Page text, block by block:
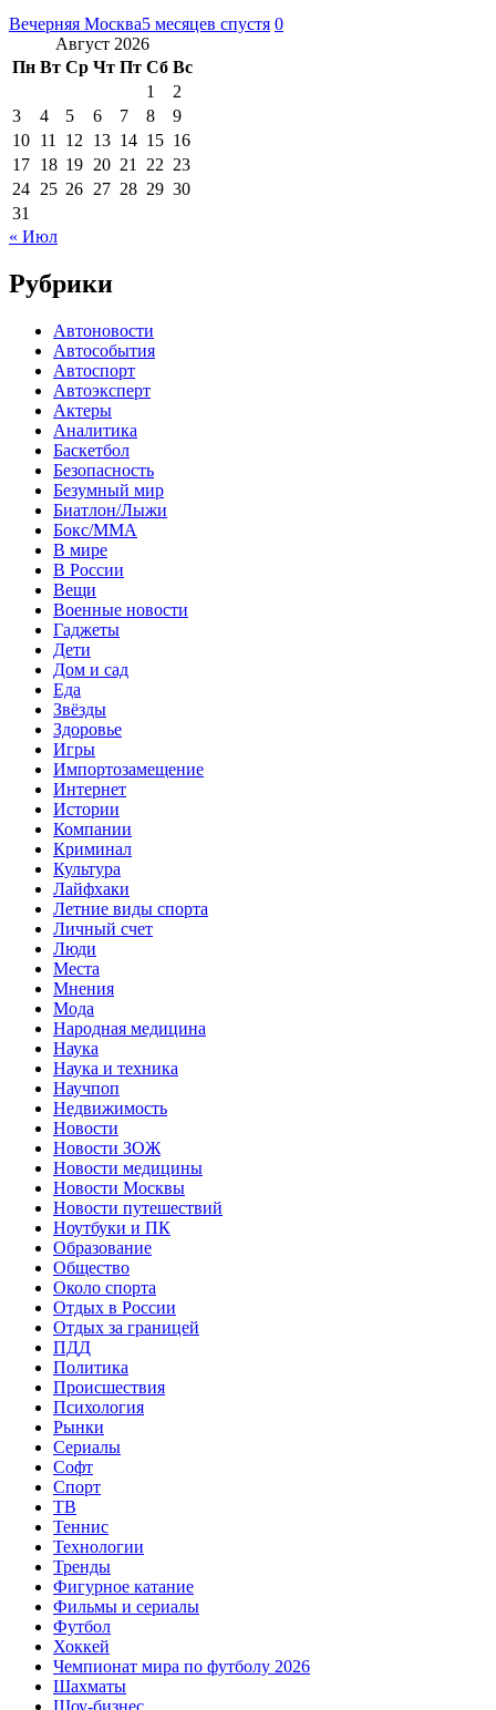
Вечерняя Москва5 месяцев спустя 0
Август 2026
Пн Вт Ср Чт Пт Сб Вс
1
2
3
4 5 6 7 8
9
10 11 12 13 14 15 16
17 18 19 20 21 22 23
24 25 26 27 28 29 30
31
« Июл
Рубрики
Автоновости
Автособытия
Автоспорт
Автоэксперт
Актеры
Аналитика
Баскетбол
Безопасность
Безумный мир
Биатлон/Лыжи
Бокс/MMA
В мире
В России
Вещи
Военные новости
Гаджеты
Дети
Дом и сад
Еда
Звёзды
Здоровье
Игры
Импортозамещение
Интернет
Истории
Компании
Криминал
Культура
Лайфхаки
Летние виды спорта
Личный счет
Люди
Места
Мнения
Мода
Народная медицина
Наука
Наука и техника
Научпоп
Недвижимость
Новости
Новости ЗОЖ
Новости медицины
Новости Москвы
Новости путешествий
Ноутбуки и ПК
Образование
Общество
Около спорта
Отдых в России
Отдых за границей
ПДД
Политика
Происшествия
Психология
Рынки
Сериалы
Софт
Спорт
ТВ
Теннис
Технологии
Тренды
Фигурное катание
Фильмы и сериалы
Футбол
Хоккей
Чемпионат мира по футболу 2026
Шахматы
Шоу-бизнес